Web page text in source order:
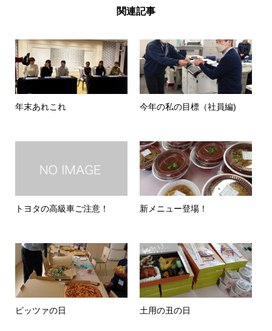
関連記事
年末あれこれ 今年の私の目標（社員編)
トヨタの高級車ご注意！ 新メニュー登場！
ピッツァの日 土用の丑の日